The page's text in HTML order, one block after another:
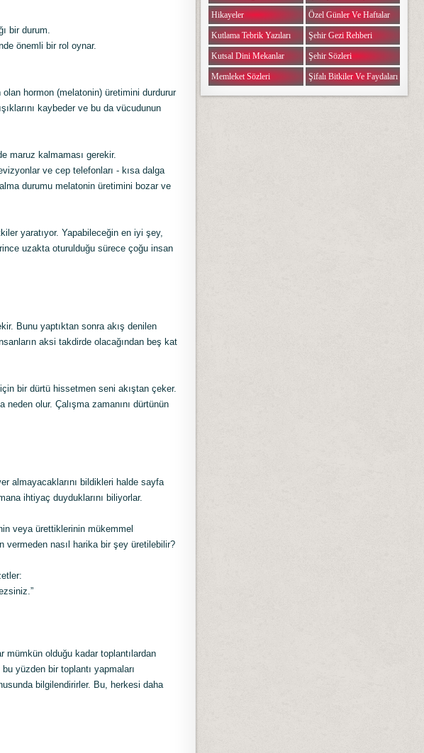
bir durum.
önemli bir rol oynar.
olan hormon (melatonin) üretimini durdurur
kaybeder ve bu da vücudunun
maruz kalmaması gerekir.
ve cep telefonları - kısa dalga
durumu melatonin üretimini bozar ve
yaratıyor. Yapabileceğin en iyi şey,
uzakta oturulduğu sürece çoğu insan
Bunu yaptıktan sonra akış denilen
aksi takdirde olacağından beş kat
bir dürtü hissetmen seni akıştan çeker.
olur. Çalışma zamanını dürtünün
almayacaklarını bildikleri halde sayfa
ihtiyaç duyduklarını biliyorlar.
veya ürettiklerinin mükemmel
vermeden nasıl harika bir şey üretilebilir?
mümkün olduğu kadar toplantılardan
yüzden bir toplantı yapmaları
bilgilendirirler. Bu, herkesi daha
Hikayeler
Kutlama Tebrik Yazıları
Kutsal Dini Mekanlar
Memleket Sözleri
Özel Günler Ve Haftalar
Şehir Gezi Rehberi
Şehir Sözleri
Şifalı Bitkiler Ve Faydaları